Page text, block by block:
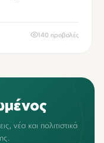
140 προβολές
νέα και πολιτιστικά